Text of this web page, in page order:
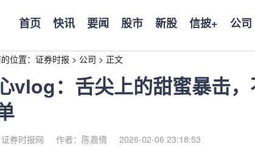
首页 快讯 要闻 股市 新股 信披+ 公司
位置： 证券时报 > 公司 > 正文
vlog：舌尖上的甜蜜暴击
券时报网 作者：陈嘉倩 2026-02-06 23:18:53